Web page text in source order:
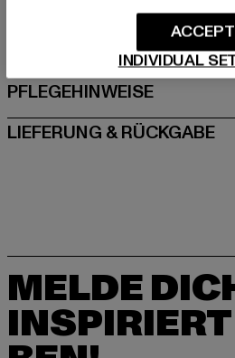
GRÖSSE & PASSFORM
PFLEGEHINWEISE
LIEFERUNG & RÜCKGABE
MELDE
INDIVIDUAL
ACCEPT